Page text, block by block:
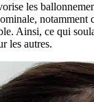
les
notamment
Ainsi, ce qui
les autres.